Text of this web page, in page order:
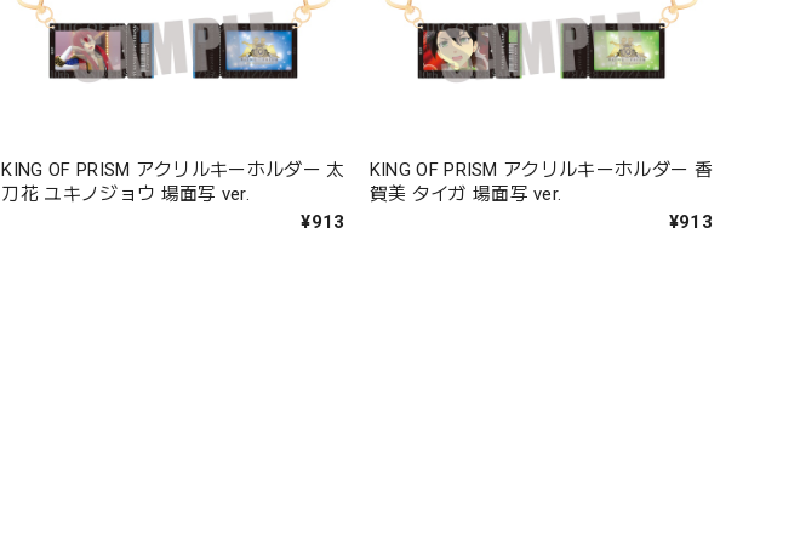
KING OF PRISM アクリルキーホルダー 太
刀花 ユキノジョウ 場面写 ver.
¥913
KING OF PRISM アクリルキーホルダー 香
賀美 タイガ 場面写 ver.
¥913